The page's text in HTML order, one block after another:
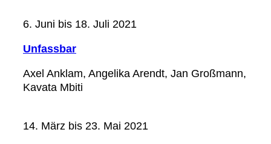
6. Juni bis 18. Juli 2021
Unfassbar
Axel Anklam, Angelika Arendt, Jan Großmann,
Kavata Mbiti
14. März bis 23. Mai 2021